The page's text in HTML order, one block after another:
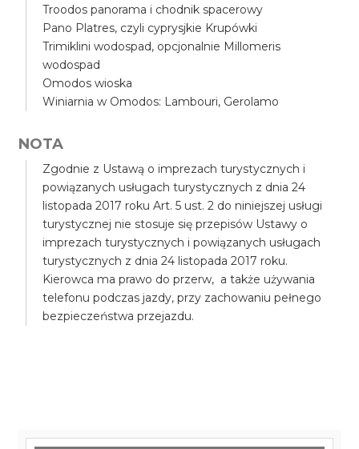
Troodos panorama i chodnik spacerowy
Pano Platres, czyli cyprysjkie Krupówki
Trimiklini wodospad, opcjonalnie Millomeris
wodospad
Omodos wioska
Winiarnia w Omodos: Lambouri, Gerolamo
NOTA
Zgodnie z Ustawą o imprezach turystycznych i
powiązanych usługach turystycznych z dnia 24
listopada 2017 roku Art. 5 ust. 2 do niniejszej usługi
turystycznej nie stosuje się przepisów Ustawy o
imprezach turystycznych i powiązanych usługach
turystycznych z dnia 24 listopada 2017 roku.
Kierowca ma prawo do przerw, a także używania
telefonu podczas jazdy, przy zachowaniu pełnego
bezpieczeństwa przejazdu.